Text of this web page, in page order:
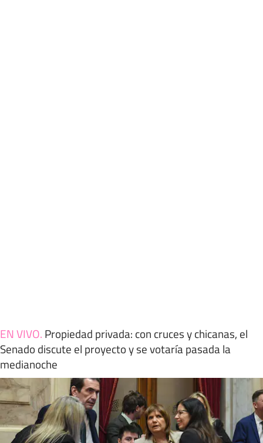
EN VIVO. Propiedad privada: con cruces y chicanas, el
Senado discute el proyecto y se votaría pasada la
medianoche